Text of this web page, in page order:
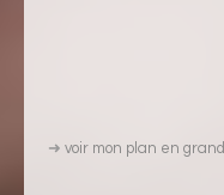
➜ voir mon plan en grand